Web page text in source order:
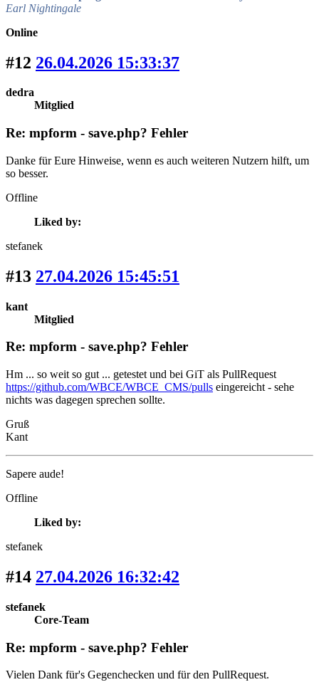
Earl Nightingale
Online
#12 26.04.2026 15:33:37
dedra
Mitglied
Re: mpform - save.php? Fehler
Danke für Eure Hinweise, wenn es auch weiteren Nutzern hilft, um
so besser.
Offline
Liked by:
stefanek
#13 27.04.2026 15:45:51
kant
Mitglied
Re: mpform - save.php? Fehler
Hm ... so weit so gut ... getestet und bei GiT als PullRequest
https://github.com/WBCE/WBCE_CMS/pulls eingereicht - sehe
nichts was dagegen sprechen sollte.
Gruß
Kant
Sapere aude!
Offline
Liked by:
stefanek
#14 27.04.2026 16:32:42
stefanek
Core-Team
Re: mpform - save.php? Fehler
Vielen Dank für's Gegenchecken und für den PullRequest.